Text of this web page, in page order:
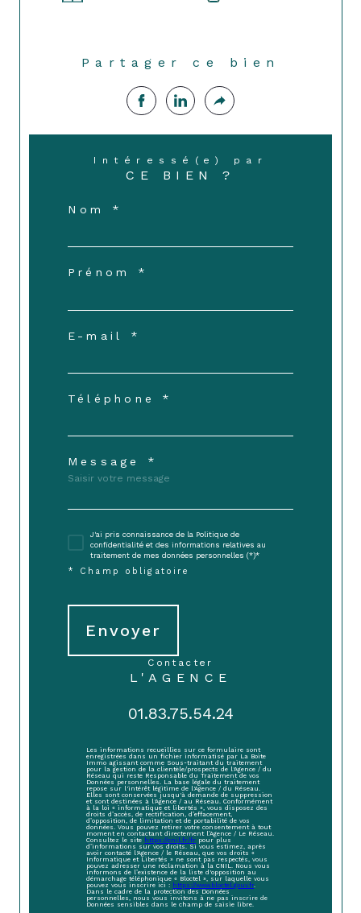
Partager ce bien
Intéressé(e) par
CE BIEN ?
Nom *
Prénom *
E-mail *
Téléphone *
Message *
J'ai pris connaissance de la Politique de
confidentialité et des informations relatives au
traitement de mes données personnelles (*)*
* Champ obligatoire
Envoyer
contacter
L'AGENCE
01.83.75.54.24
Les informations recueillies sur ce formulaire sont
enregistrées dans un fichier informatisé par La Boite
Immo agissant comme Sous-traitant du traitement
pour la gestion de la clientèle/prospects de l'Agence / du
Réseau qui reste Responsable du Traitement de vos
Données personnelles. La base légale du traitement
repose sur l'intérêt légitime de l'Agence / du Réseau.
Elles sont conservées jusqu'à demande de suppression
et sont destinées à l'Agence / au Réseau. Conformément
à la loi « informatique et libertés », vous disposez des
droits d’accès, de rectification, d’effacement,
d’opposition, de limitation et de portabilité de vos
données. Vous pouvez retirer votre consentement à tout
moment en contactant directement l’Agence / Le Réseau.
Consultez le site https://cnil.fr/fr pour plus
d’informations sur vos droits. Si vous estimez, après
avoir contacté l'Agence / le Réseau, que vos droits «
Informatique et Libertés » ne sont pas respectés, vous
pouvez adresser une réclamation à la CNIL. Nous vous
informons de l’existence de la liste d'opposition au
démarchage téléphonique « Bloctel », sur laquelle vous
pouvez vous inscrire ici : https://www.bloctel.gouv.fr.
Dans le cadre de la protection des Données
personnelles, nous vous invitons à ne pas inscrire de
Données sensibles dans le champ de saisie libre.